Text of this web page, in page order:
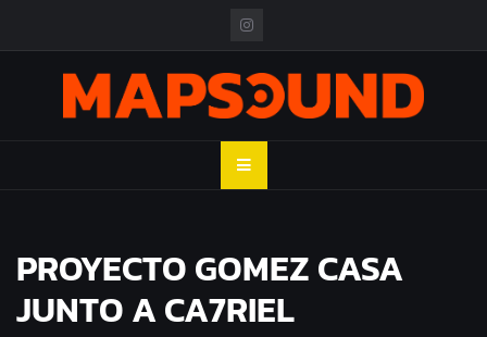
MAPSOUND
PROYECTO GOMEZ CASA
JUNTO A CA7RIEL